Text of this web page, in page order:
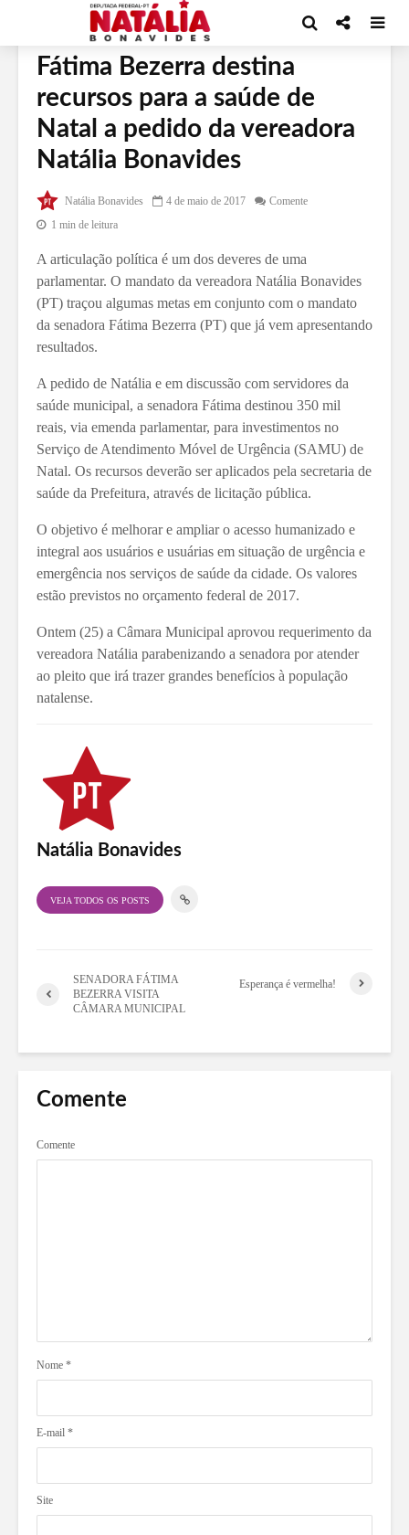
Fátima Bezerra destina
recursos para a saúde de
Natal a pedido da vereadora
Natália Bonavides
Natália Bonavides 4 de maio de 2017
Comente
1 min de leitura
A articulação política é um dos deveres de uma
parlamentar. O mandato da vereadora Natália Bonavides
(PT) traçou algumas metas em conjunto com o mandato
da senadora Fátima Bezerra (PT) que já vem apresentando
resultados.
A pedido de Natália e em discussão com servidores da
saúde municipal, a senadora Fátima destinou 350 mil
reais, via emenda parlamentar, para investimentos no
Serviço de Atendimento Móvel de Urgência (SAMU) de
Natal. Os recursos deverão ser aplicados pela secretaria de
saúde da Prefeitura, através de licitação pública.
O objetivo é melhorar e ampliar o acesso humanizado e
integral aos usuários e usuárias em situação de urgência e
emergência nos serviços de saúde da cidade. Os valores
estão previstos no orçamento federal de 2017.
Ontem (25) a Câmara Municipal aprovou requerimento da
vereadora Natália parabenizando a senadora por atender
ao pleito que irá trazer grandes benefícios à população
natalense.
Natália Bonavides
VEJA TODOS OS POSTS
SENADORA FÁTIMA
BEZERRA VISITA
CÂMARA MUNICIPAL
Esperança é vermelha!
Comente
Comente
Nome *
E-mail *
Site